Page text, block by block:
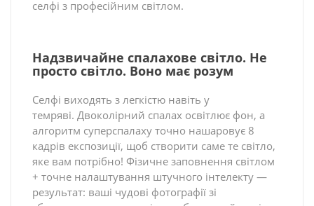
селфі з професійним світлом.
Надзвичайне спалахове світло. Не
просто світло. Воно має розум
Селфі виходять з легкістю навіть у
темряві. Двоколірний спалах освітлює фон, а
алгоритм суперспалаху точно нашаровує 8
кадрів експозиції, щоб створити саме те світло,
яке вам потрібно! Фізичне заповнення світлом
+ точне налаштування штучного інтелекту —
результат: ваші чудові фотографії зі